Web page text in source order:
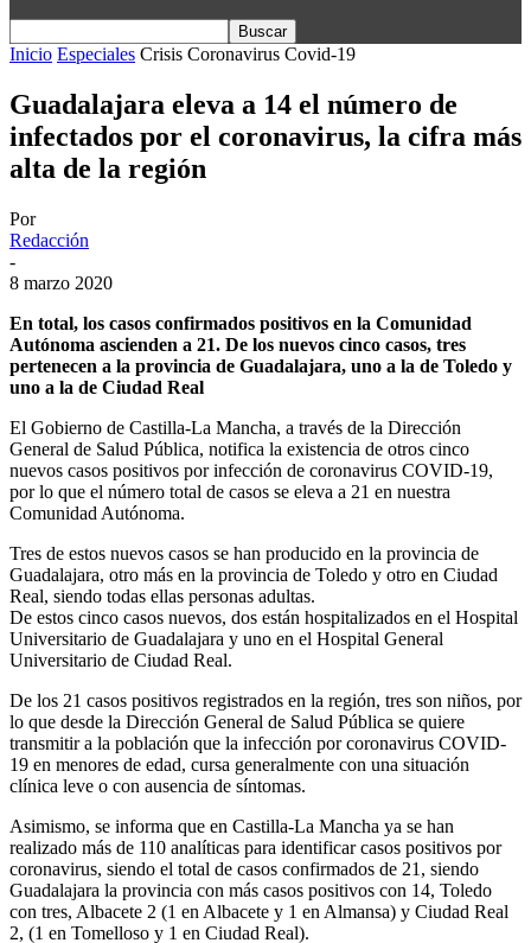
Inicio Especiales Crisis Coronavirus Covid-19
Guadalajara eleva a 14 el número de
infectados por el coronavirus, la cifra más
alta de la región
Por
Redacción
-
8 marzo 2020
En total, los casos confirmados positivos en la Comunidad
Autónoma ascienden a 21. De los nuevos cinco casos, tres
pertenecen a la provincia de Guadalajara, uno a la de Toledo y
uno a la de Ciudad Real
El Gobierno de Castilla-La Mancha, a través de la Dirección
General de Salud Pública, notifica la existencia de otros cinco
nuevos casos positivos por infección de coronavirus COVID-19,
por lo que el número total de casos se eleva a 21 en nuestra
Comunidad Autónoma.
Tres de estos nuevos casos se han producido en la provincia de
Guadalajara, otro más en la provincia de Toledo y otro en Ciudad
Real, siendo todas ellas personas adultas.
De estos cinco casos nuevos, dos están hospitalizados en el Hospital
Universitario de Guadalajara y uno en el Hospital General
Universitario de Ciudad Real.
De los 21 casos positivos registrados en la región, tres son niños, por
lo que desde la Dirección General de Salud Pública se quiere
transmitir a la población que la infección por coronavirus COVID-
19 en menores de edad, cursa generalmente con una situación
clínica leve o con ausencia de síntomas.
Asimismo, se informa que en Castilla-La Mancha ya se han
realizado más de 110 analíticas para identificar casos positivos por
coronavirus, siendo el total de casos confirmados de 21, siendo
Guadalajara la provincia con más casos positivos con 14, Toledo
con tres, Albacete 2 (1 en Albacete y 1 en Almansa) y Ciudad Real
2, (1 en Tomelloso y 1 en Ciudad Real).